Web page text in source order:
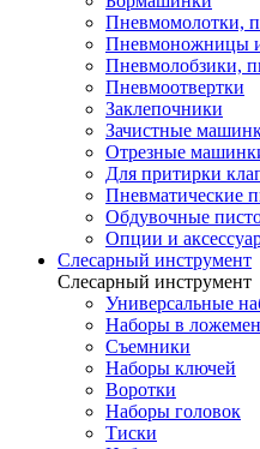
Пневмомолотки,
Пневмоножницы
Пневмолобзики,
Пневмоотвертки
Заклепочники
Зачистные
Отрезные
Для притирки
Пневматические
Обдувочные
Опции и
Слесарный инструмент
Слесарный инструмент
Универсальные
Наборы в
Съемники
Наборы ключей
Воротки
Наборы головок
Тиски